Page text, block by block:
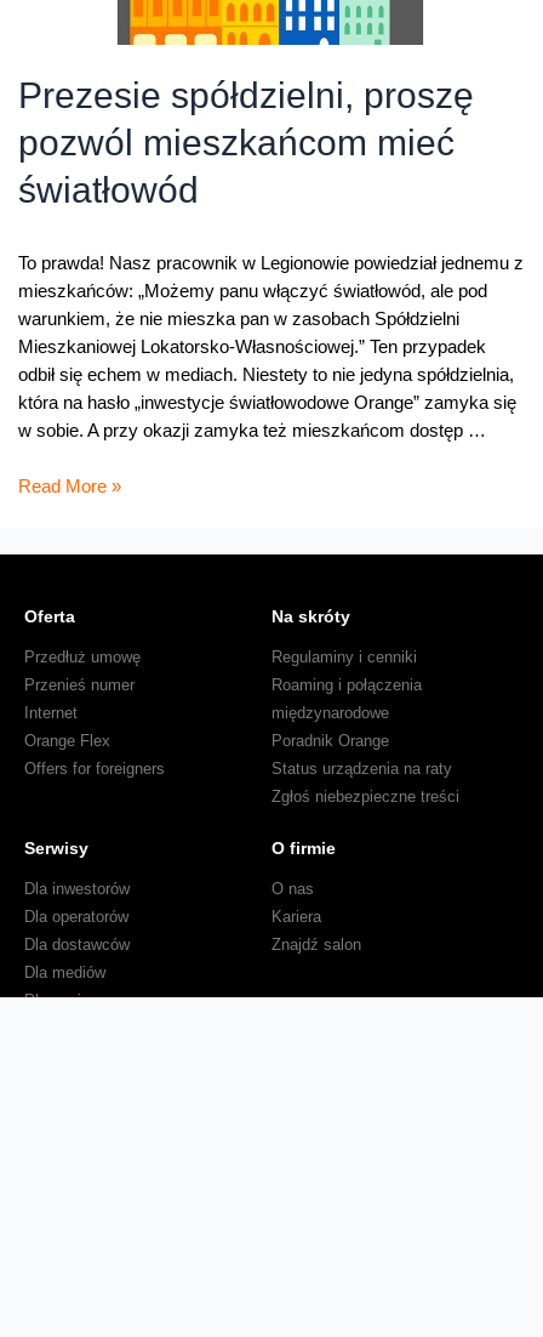
Prezesie spółdzielni, proszę
pozwól mieszkańcom mieć
światłowód
To prawda! Nasz pracownik w Legionowie powiedział jednemu z
mieszkańców: „Możemy panu włączyć światłowód, ale pod
warunkiem, że nie mieszka pan w zasobach Spółdzielni
Mieszkaniowej Lokatorsko-Własnościowej.” Ten przypadek
odbił się echem w mediach. Niestety to nie jedyna spółdzielnia,
która na hasło „inwestycje światłowodowe Orange” zamyka się
w sobie. A przy okazji zamyka też mieszkańcom dostęp …
Prezesie
mieć
światłowód
Read More »
Oferta
Przedłuż umowę
Przenieś numer
Internet
Orange Flex
Offers for foreigners
Na skróty
Regulaminy i cenniki
Roaming i połączenia
międzynarodowe
Poradnik Orange
Status urządzenia na raty
Zgłoś niebezpieczne treści
Serwisy
Dla inwestorów
Dla operatorów
Dla dostawców
Dla mediów
Dla seniora
O firmie
O nas
Kariera
Znajdź salon